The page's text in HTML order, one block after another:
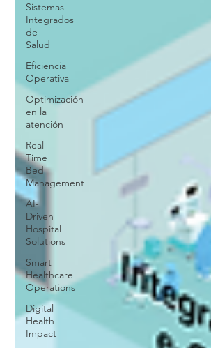
Sistemas
Integrados
de
Salud
Eficiencia
Operativa
Optimización
en la
atención
Real-
Time
Bed
Management
AI-
Driven
Hospital
Solutions
Smart
Healthcare
Operations
Digital
Health
Impact